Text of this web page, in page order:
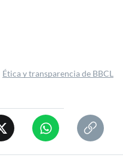
Ética y transparencia de BBCL